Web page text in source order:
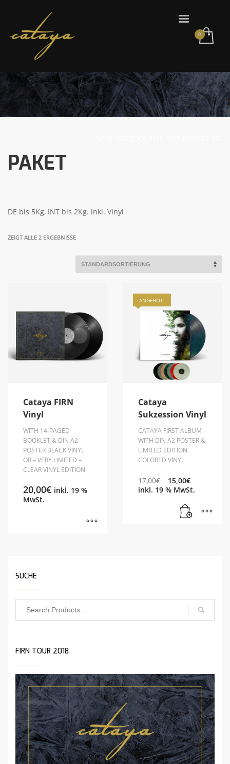
PAKET
DE bis 5Kg, INT bis 2Kg. inkl. Vinyl
ZEIGT ALLE 2 ERGEBNISSE
Cataya FIRN
Vinyl
WITH 14-PAGED
BOOKLET & DIN A2
POSTER BLACK VINYL
OR – VERY LIMITED –
CLEAR VINYL EDITION
20,00€ inkl. 19 %
MwSt.
ANGEBOT!
Cataya
Sukzession Vinyl
CATAYA FIRST ALBUM
WITH DIN A2 POSTER &
LIMITED EDITION
COLORED VINYL
17,00€ 15,00€
inkl. 19 % MwSt.
SUCHE
FIRN TOUR 2018